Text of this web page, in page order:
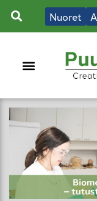
Nuoret